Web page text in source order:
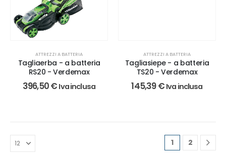
ATTREZZI A BATTERIA
Tagliaerba - a batteria
RS20 - Verdemax
396,50€ Iva inclusa
ATTREZZI A BATTERIA
Tagliasiepe - a batteria
TS20 - Verdemax
145,39€ Iva inclusa
1 2